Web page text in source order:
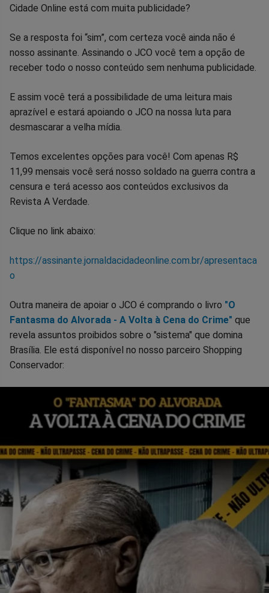
Cidade Online está com muita publicidade?
Se a resposta foi “sim”, com certeza você ainda não é
nosso assinante. Assinando o JCO você tem a opção de
receber todo o nosso conteúdo sem nenhuma publicidade.
E assim você terá a possibilidade de uma leitura mais
aprazível e estará apoiando o JCO na nossa luta para
desmascarar a velha mídia.
Temos excelentes opções para você! Com apenas R$
11,99 mensais você será nosso soldado na guerra contra a
censura e terá acesso aos conteúdos exclusivos da
Revista A Verdade.
Clique no link abaixo:
https://assinante.jornaldacidadeonline.com.br/apresentaca
o
Outra maneira de apoiar o JCO é comprando o livro "O
Fantasma do Alvorada - A Volta à Cena do Crime" que
revela assuntos proibidos sobre o "sistema" que domina
Brasília. Ele está disponível no nosso parceiro Shopping
Conservador: